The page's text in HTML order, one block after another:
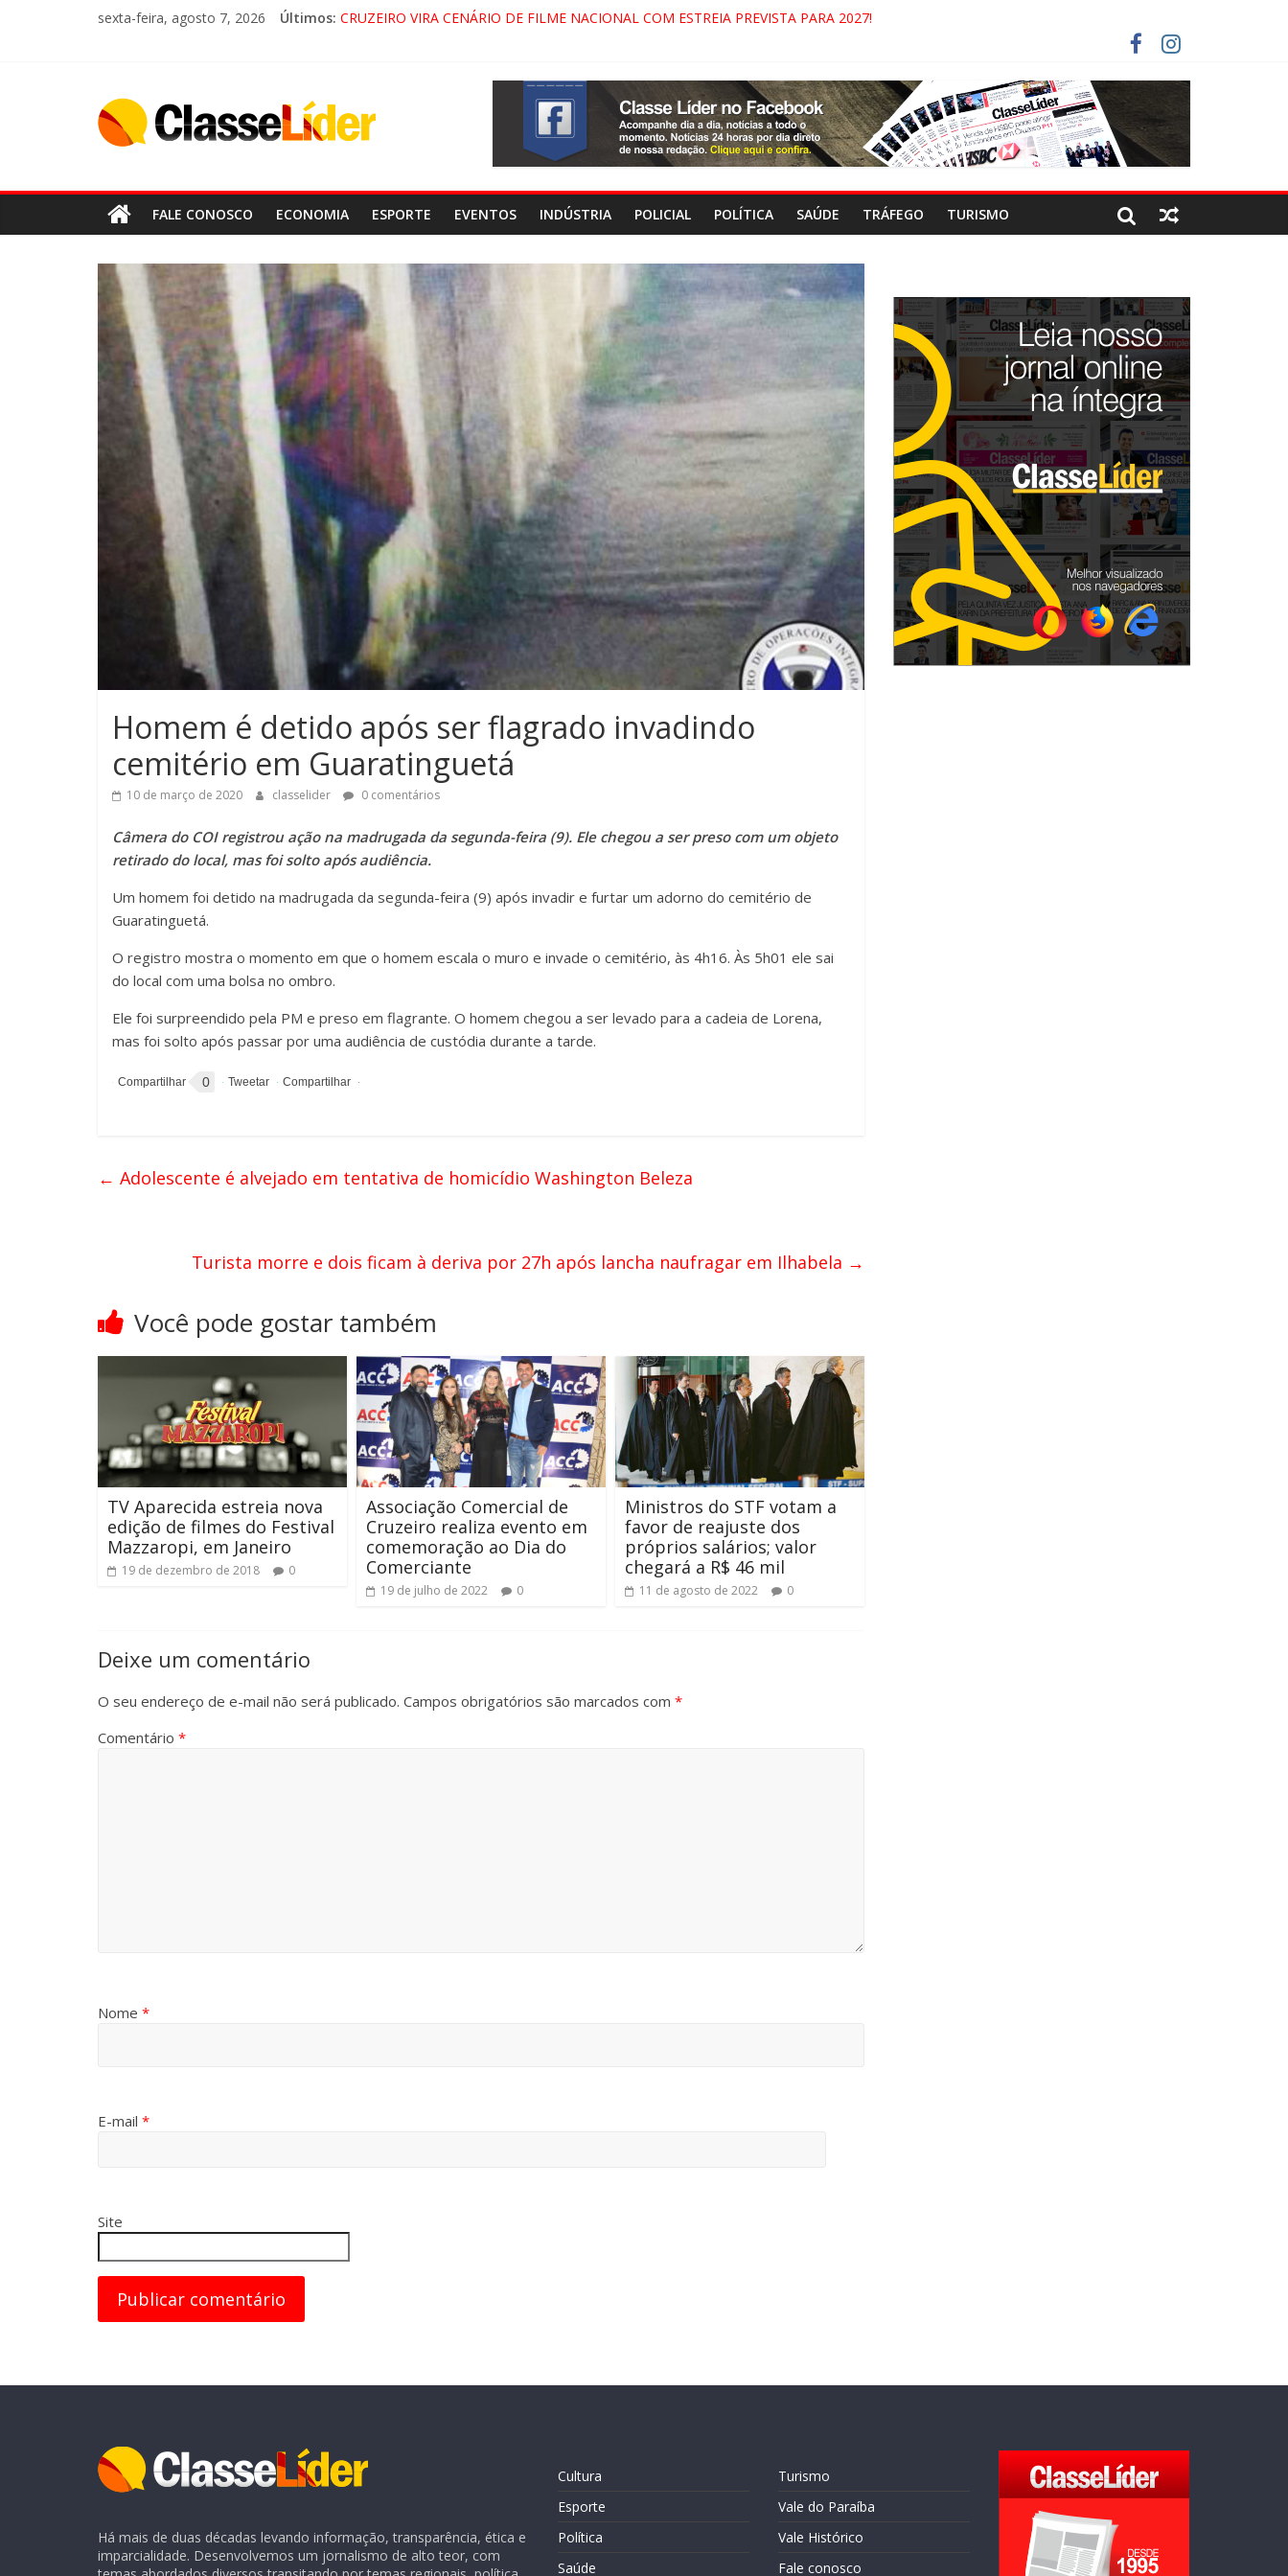
sexta-feira, agosto 7, 2026 Últimos: CRUZEIRO VIRA CENÁRIO DE FILME NACIONAL COM ESTREIA PREVISTA PARA 2027!
ACESSO À APARECIDA NA DUTRA SERÁ BLOQUEADO NO FIM DE SEMANA; MOTORISTAS DEVEM USAR ROTAS ALTERNATIVAS
LORENA, PINDAMONHANGABA E QUELUZ NA RETA FINAL PELA FÁBRICA DA COCA-COLA!
FALE CONOSCO ECONOMIA ESPORTE EVENTOS INDÚSTRIA POLICIAL POLÍTICA SAÚDE TRÁFEGO TURISMO
Homem é detido após ser flagrado invadindo
cemitério em Guaratinguetá
10 de março de 2020 classelider 0 comentários
Câmera do COI registrou ação na madrugada da segunda-feira (9). Ele chegou a ser preso com um objeto
retirado do local, mas foi solto após audiência.
Um homem foi detido na madrugada da segunda-feira (9) após invadir e furtar um adorno do cemitério de
Guaratinguetá.
O registro mostra o momento em que o homem escala o muro e invade o cemitério, às 4h16. Às 5h01 ele sai
do local com uma bolsa no ombro.
Ele foi surpreendido pela PM e preso em flagrante. O homem chegou a ser levado para a cadeia de Lorena,
mas foi solto após passar por uma audiência de custódia durante a tarde.
0
← Adolescente é alvejado em tentativa de homicídio Washington Beleza
Turista morre e dois ficam à deriva por 27h após lancha naufragar em Ilhabela →
Você pode gostar também
TV Aparecida estreia nova
edição de filmes do Festival
Mazzaropi, em Janeiro
19 de dezembro de 2018 0
Associação Comercial de
Cruzeiro realiza evento em
comemoração ao Dia do
Comerciante
19 de julho de 2022 0
Ministros do STF votam a
favor de reajuste dos
próprios salários; valor
chegará a R$ 46 mil
11 de agosto de 2022 0
Deixe um comentário
O seu endereço de e-mail não será publicado. Campos obrigatórios são marcados com *
Comentário *
Nome *
E-mail *
Site
Há mais de duas décadas levando informação, transparência, ética e
imparcialidade. Desenvolvemos um jornalismo de alto teor, com
Cultura
Esporte
Política
Saúde
Turismo
Vale do Paraíba
Vale Histórico
Fale conosco